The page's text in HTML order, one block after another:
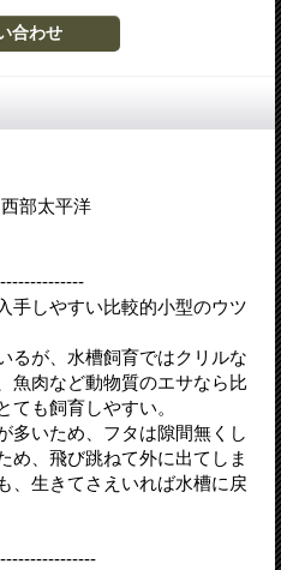
部太平洋
手しやすい比較的小型のウツ
るが、水槽飼育ではクリルな
魚肉など動物質のエサなら比
ても飼育しやすい。
多いため、フタは隙間無くし
め、飛び跳ねて外に出てしま
、生きてさえいれば水槽に戻